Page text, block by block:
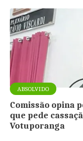
ABSOLVIDO
Comissão opina
que pede
Votuporanga